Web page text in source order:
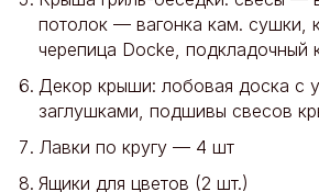
потолок — вагонка кам. сушки,
черепица Docke, подкладочный
Декор крыши: лобовая доска с
заглушками, подшивы свесов
Лавки по кругу — 4 шт
Ящики для цветов (2 шт.)